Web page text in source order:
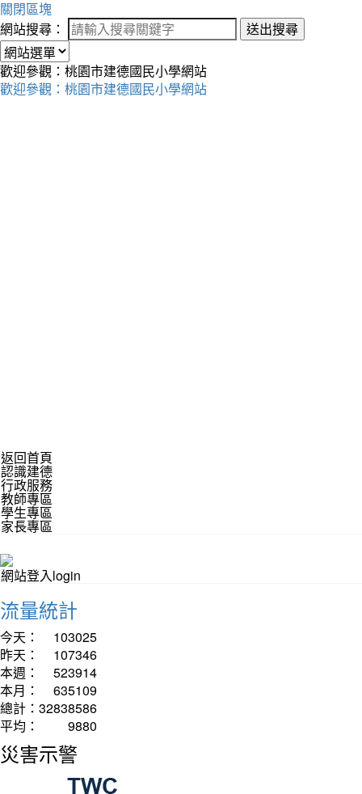
關閉區塊
網站搜尋：
送出搜尋
歡迎參觀：桃園市建德國民小學網站
歡迎參觀：桃園市建德國民小學網站
返回首頁
認識建德
行政服務
教師專區
學生專區
家長專區
網站登入login
流量統計
今天：
103025
昨天：
107346
本週：
523914
本月：
635109
總計： 32838586
平均：
9880
災害示警